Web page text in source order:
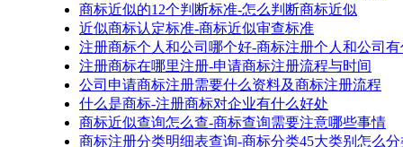
商标近似的12个判断标准-怎么判断商标近似
近似商标认定标准-商标近似审查标准
注册商标个人和公司哪个好-商标注册个人和公司
注册商标在哪里注册-申请商标注册流程与时间
公司申请商标注册需要什么资料及商标注册流程
什么是商标-注册商标对企业有什么好处
商标近似查询怎么查-商标查询需要注意哪些事情
商标注册分类明细表查询-商标分类45大类别怎么分